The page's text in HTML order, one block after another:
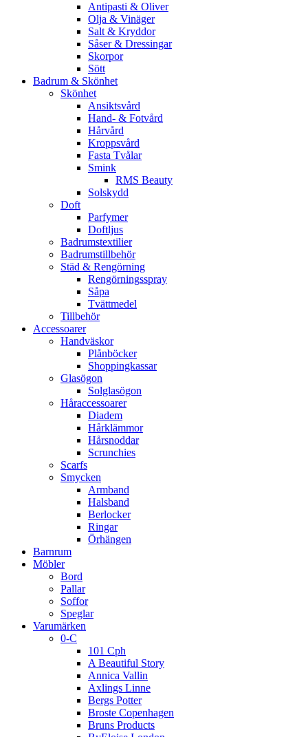
Antipasti & Oliver
Olja & Vinäger
Salt & Kryddor
Såser & Dressingar
Skorpor
Sött
Badrum & Skönhet
Skönhet
Ansiktsvård
Hand- & Fotvård
Hårvård
Kroppsvård
Fasta Tvålar
Smink
RMS Beauty
Solskydd
Doft
Parfymer
Doftljus
Badrumstextilier
Badrumstillbehör
Städ & Rengörning
Rengörningsspray
Såpa
Tvättmedel
Tillbehör
Accessoarer
Handväskor
Plånböcker
Shoppingkassar
Glasögon
Solglasögon
Håraccessoarer
Diadem
Hårklämmor
Hårsnoddar
Scrunchies
Scarfs
Smycken
Armband
Halsband
Berlocker
Ringar
Örhängen
Barnrum
Möbler
Bord
Pallar
Soffor
Speglar
Varumärken
0-C
101 Cph
A Beautiful Story
Annica Vallin
Axlings Linne
Bergs Potter
Broste Copenhagen
Bruns Products